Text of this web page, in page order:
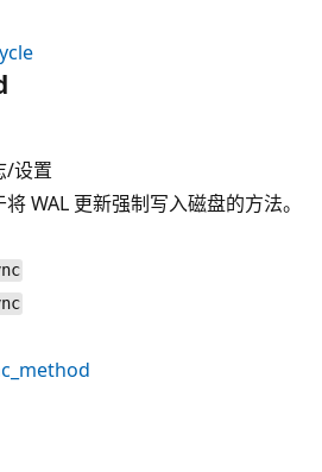
/设置
WAL 更新强制写入磁盘的方法。